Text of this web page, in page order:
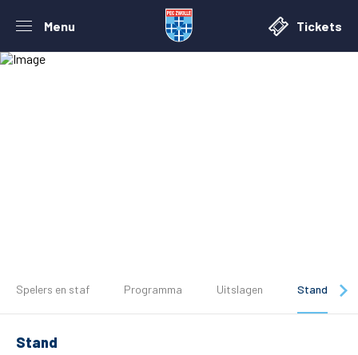
Menu Tickets
De club
Spelers en staf Programma Uitslagen Stand
Stand